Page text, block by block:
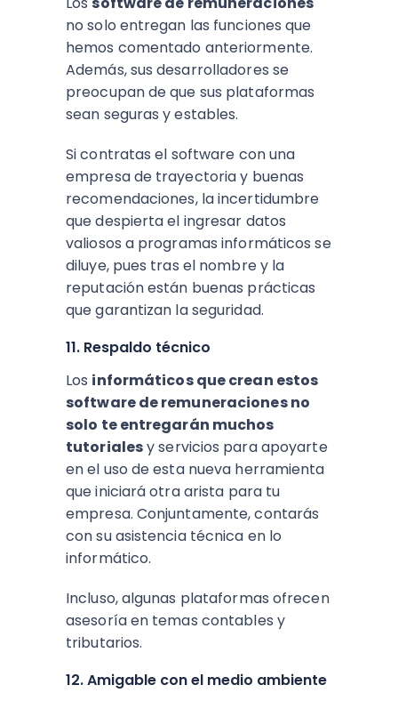
no solo entregan las funciones que
hemos comentado anteriormente.
Además, sus desarrolladores se
preocupan de que sus plataformas
sean seguras y estables.
Si contratas el software con una
empresa de trayectoria y buenas
recomendaciones, la incertidumbre
que despierta el ingresar datos
valiosos a programas informáticos se
diluye, pues tras el nombre y la
reputación están buenas prácticas
que garantizan la seguridad.
11. Respaldo técnico
Los informáticos que crean estos
software de remuneraciones no
solo te entregarán muchos
tutorialesy servicios para apoyarte
en el uso de esta nueva herramienta
que iniciará otra arista para tu
empresa. Conjuntamente, contarás
con su asistencia técnica en lo
informático.
Incluso, algunas plataformas ofrecen
asesoría en temas contables y
tributarios.
12. Amigable con el medio ambiente